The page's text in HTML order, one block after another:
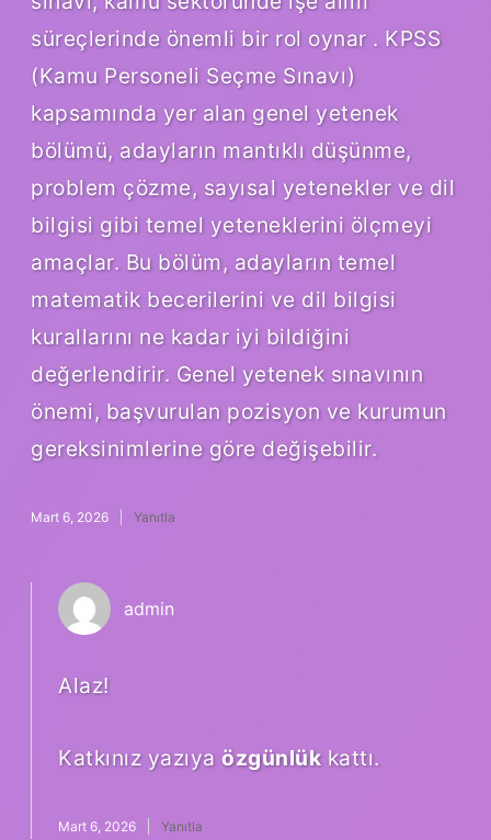
süreçlerinde önemli bir rol oynar . KPSS
(Kamu Personeli Seçme Sınavı)
kapsamında yer alan genel yetenek
bölümü, adayların mantıklı düşünme,
problem çözme, sayısal yetenekler ve dil
bilgisi gibi temel yeteneklerini ölçmeyi
amaçlar. Bu bölüm, adayların temel
matematik becerilerini ve dil bilgisi
kurallarını ne kadar iyi bildiğini
değerlendirir. Genel yetenek sınavının
önemi, başvurulan pozisyon ve kurumun
gereksinimlerine göre değişebilir.
Mart 6, 2026 Yanıtla
admin
Alaz!
Katkınız yazıya özgünlükkattı.
Mart 6, 2026 Yanıtla